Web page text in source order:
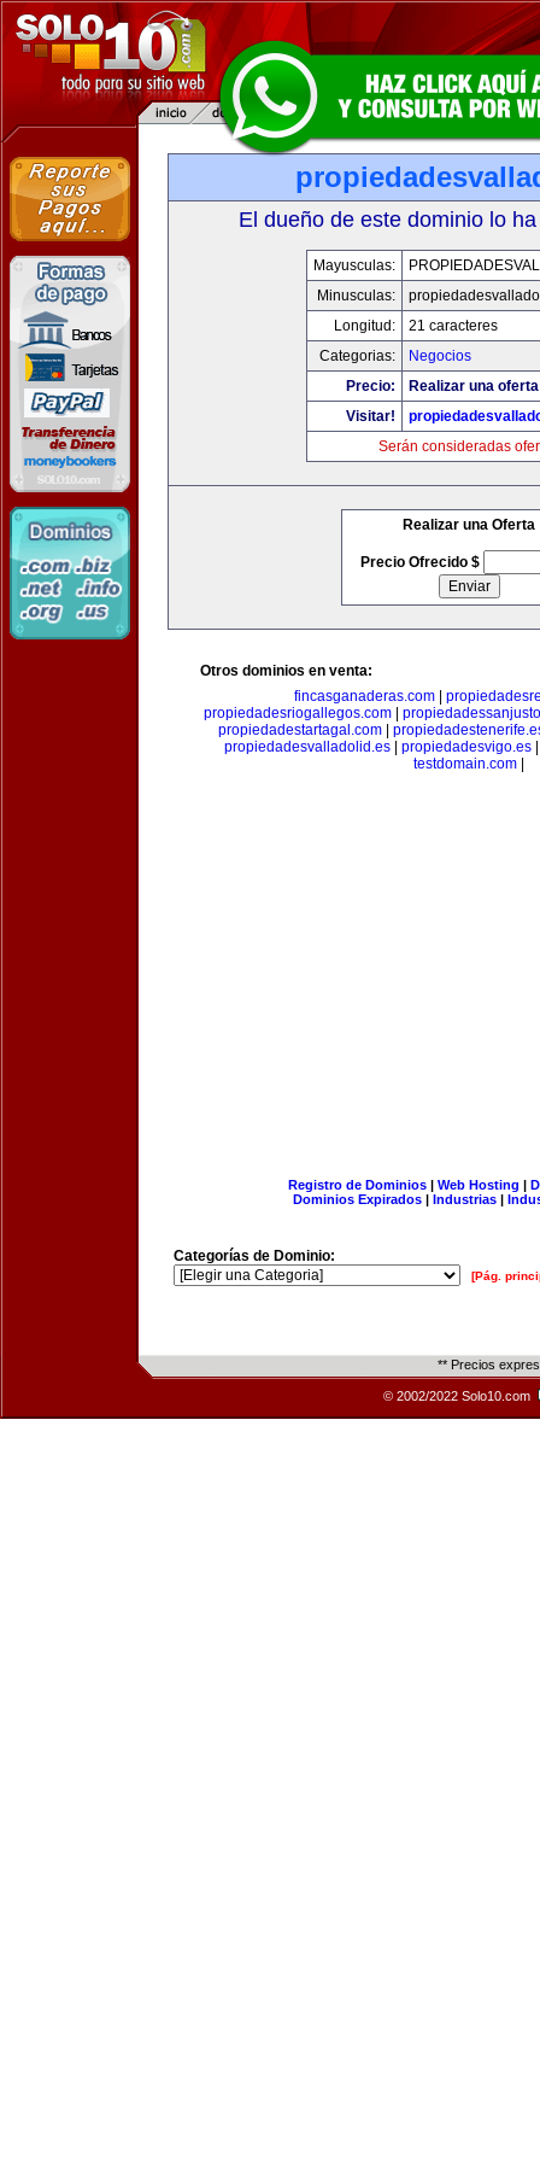
El dueño de este dominio lo
Mayusculas:
Minusculas:
Longitud:
21 caracteres
Categorias:
Negocios
Precio:
Realizar una
Visitar!
Serán consideradas
Realizar una Oferta
Precio Ofrecido $
Otros dominios en venta:
fincasganaderas.com|
propiedadesriogallegos.com|
propiedadestartagal.com|
propiedadesvalladolid.es
propiedadesvigo.es
testdomain.com
Registro de Dominios| Web Hosting |
Dominios Expirados | Industrias |
Categorías de Dominio:
[Pág.
** Precios
© 2002/2022 Solo10.com